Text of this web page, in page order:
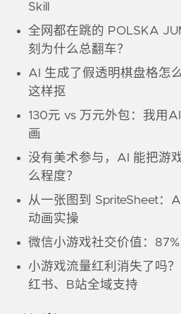
Skill
全网都在跳的 POLSKA
刻为什么总翻车？
AI 生成了假透明棋盘格怎
这样抠
130元 vs 万元外包：我用
画
没有美术参与，AI 能把游
么程度？
从一张图到 SpriteSheet：
动画实操
微信小游戏社交价值：
小游戏流量红利消失了吗
红书、B站全域支持